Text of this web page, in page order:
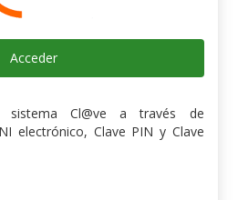
Acceder
sistema Cl@ve a través de
electrónico, Clave PIN y Clave